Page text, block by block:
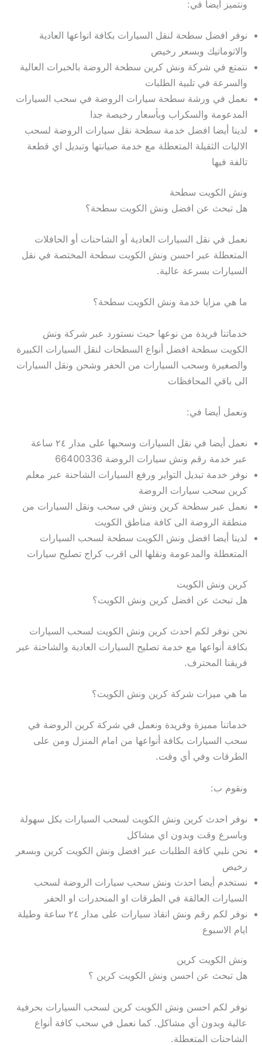
ونتميز أيضا في:
نوفر افضل سطحة لنقل السيارات بكافة انواعها العادية
والاتوماتيك وبسعر رخيص
نتمتع في شركة ونش كرين سطحة الروضة بالخبرات العالية
والسرعة في تلبية الطلبات
نعمل في ورشة سطحة سيارات الروضة في سحب السيارات
المدعومة والسكراب وبأسعار رخيصة جدا
لدينا أيضا افضل خدمة سطحة نقل سيارات الروضة لسحب
الاليات الثقيلة المتعطلة مع خدمة صيانتها وتبديل اي قطعة
تالفة فيها
ونش الكويت سطحة
هل تبحث عن افضل ونش الكويت سطحة؟
نعمل في نقل السيارات العادية أو الشاحنات أو الحافلات
المتعطلة عبر احسن ونش الكويت سطحة المختصة في نقل
السيارات بسرعة عالية.
ما هي مزايا خدمة ونش الكويت سطحة؟
خدماتنا فريدة من نوعها حيث نستورد عبر شركة ونش
الكويت سطحة افضل أنواع السطحات لنقل السيارات الكبيرة
والصغيرة وسحب السيارات من الحفر وشحن ونقل السيارات
الى باقي المحافظات
ونعمل أيضا في:
نعمل أيضا في نقل السيارات وسحبها على مدار ٢٤ ساعة
عبر خدمة رقم ونش سيارات الروضة 66400336
نوفر خدمة تبديل التواير ورفع السيارات الشاحنة عبر معلم
كرين سحب سيارات الروضة
نعمل عبر سطحة كرين ونش في سحب ونقل السيارات من
منطقة الروضة الى كافة مناطق الكويت
لدينا أيضا افضل ونش الكويت سطحة لسحب السيارات
المتعطلة والمدعومة ونقلها الى اقرب كراج تصليح سيارات
كرين ونش الكويت
هل تبحث عن افضل كرين ونش الكويت؟
نحن نوفر لكم احدث كرين ونش الكويت لسحب السيارات
بكافة أنواعها مع خدمة تصليح السيارات العادية والشاحنة عبر
فريقنا المحترف.
ما هي ميزات شركة كرين ونش الكويت؟
خدماتنا مميزة وفريدة ونعمل في شركة كرين الروضة في
سحب السيارات بكافة أنواعها من امام المنزل ومن على
الطرقات وفي أي وقت.
ونقوم ب:
نوفر احدث كرين ونش الكويت لسحب السيارات بكل سهولة
وباسرع وقت وبدون اي مشاكل
نحن نلبي كافة الطلبات عبر افضل ونش الكويت كرين وبسعر
رخيص
نستخدم أيضا احدث ونش سحب سيارات الروضة لسحب
السيارات العالقة في الطرقات او المنحدرات او الحفر
نوفر لكم رقم ونش انقاذ سيارات على مدار ٢٤ ساعة وطيلة
ايام الاسبوع
ونش الكويت كرين
هل تبحث عن احسن ونش الكويت كرين ؟
نوفر لكم احسن ونش الكويت كرين لسحب السيارات بحرفية
عالية وبدون أي مشاكل. كما نعمل في سحب كافة أنواع
الشاحنات المتعطلة.